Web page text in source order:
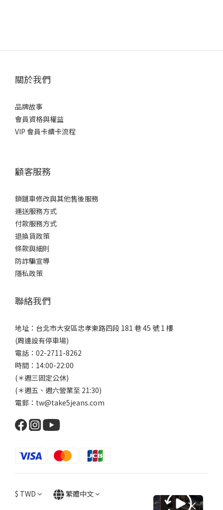
關於我們
品牌故事
會員資格與權益
VIP 會員卡續卡流程
顧客服務
鎖鏈車修改與其他售後服務
運送服務方式
付款服務方式
退換貨政策
條款與細則
防詐騙宣導
隱私政策
聯絡我們
地址：台北市大安區忠孝東路四段 181 巷 45 號 1 樓
(周邊設有停車場)
電話：02-2711-8262
時間：14:00-22:00
(＊週三固定公休)
(＊週五、週六營業至 21:30)
電郵：tw@take5jeans.com
$ TWD 繁體中文